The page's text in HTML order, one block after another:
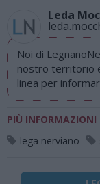
Leda
Noi di
nostro territorio
linea per
PIÙ INFORMAZIONI
lega nerviano